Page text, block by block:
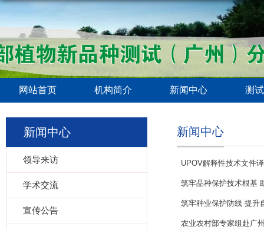
网站首页 机构简介 新闻中心 测
新闻中心
领导来访
学术交流
宣传公告
新闻中心
UPOV解释性技术文件
筑牢品种保护技术根基
筑牢种业保护防线 提升
农业农村部专家组赴广